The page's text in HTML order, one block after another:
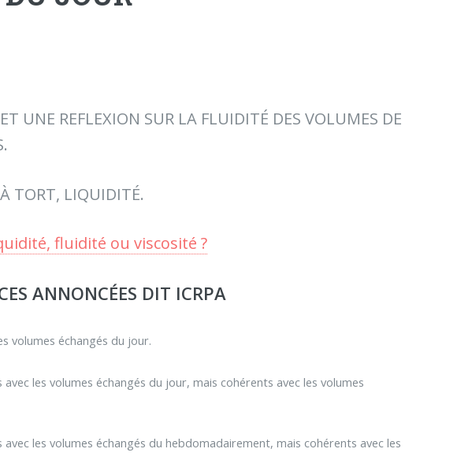
UNE REFLEXION SUR LA FLUIDITÉ DES VOLUMES DE
TORT, LIQUIDITÉ.
fluidité ou viscosité ?
ANNONCÉES DIT ICRPA
volumes échangés du jour.
les volumes échangés du jour, mais cohérents avec les volumes
les volumes échangés du hebdomadairement, mais cohérents avec les